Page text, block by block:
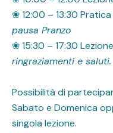
❀ 12:00 – 13:30
pausa Pranzo
❀ 15:30 – 17:30
ringraziamenti e saluti.
Possibilità di
Sabato e Domenica
singola lezione.